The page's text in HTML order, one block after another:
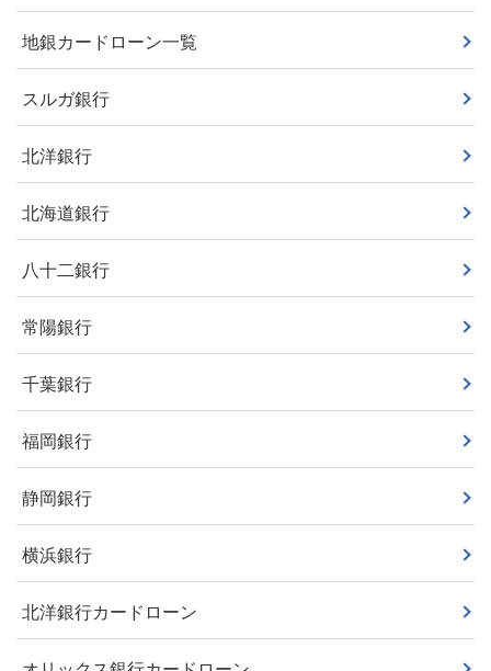
地銀カードローン一覧
スルガ銀行
北洋銀行
北海道銀行
八十二銀行
常陽銀行
千葉銀行
福岡銀行
静岡銀行
横浜銀行
北洋銀行カードローン